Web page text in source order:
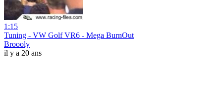
1:15
Tuning - VW Golf VR6 - Mega BurnOut
Broooly
il y a 20 ans